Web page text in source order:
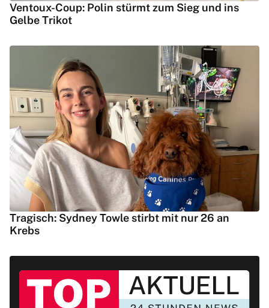
Ventoux-Coup: Polin stürmt zum Sieg und ins
Gelbe Trikot
Tragisch: Sydney Towle stirbt mit nur 26 an
Krebs